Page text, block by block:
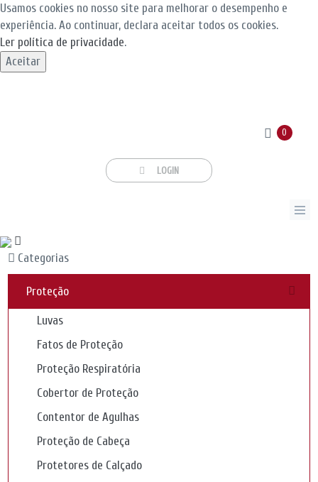
Usamos cookies no nosso site para melhorar o desempenho e
experiência. Ao continuar, declara aceitar todos os cookies.
Ler política de privacidade.
Aceitar
0
LOGIN
Categorias
Proteção
Luvas
Fatos de Proteção
Proteção Respiratória
Cobertor de Proteção
Contentor de Agulhas
Proteção de Cabeça
Protetores de Calçado